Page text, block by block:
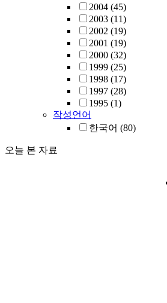
2004 (45)
2003 (11)
2002 (19)
2001 (19)
2000 (32)
1999 (25)
1998 (17)
1997 (28)
1995 (1)
작성언어
한국어 (80)
오늘 본 자료